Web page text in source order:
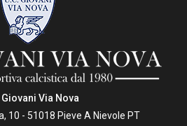
Giovani Via Nova
10 - 51018 Pieve A Nievole PT